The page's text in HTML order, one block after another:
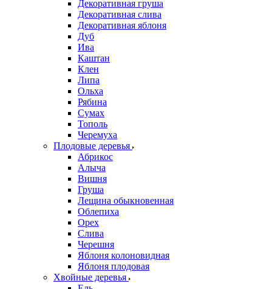
Декоративная груша
Декоративная слива
Декоративная яблоня
Дуб
Ива
Каштан
Клен
Липа
Ольха
Рябина
Сумах
Тополь
Черемуха
Плодовые деревья
Абрикос
Алыча
Вишня
Груша
Лещина обыкновенная
Облепиха
Орех
Слива
Черешня
Яблоня колоновидная
Яблоня плодовая
Хвойные деревья